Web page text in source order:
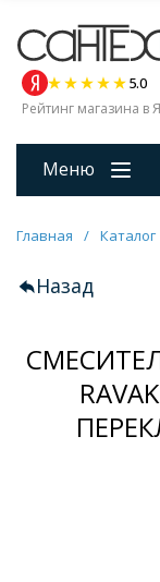
5.0
Рейтинг магазина в
Меню
Главная / Каталог
Назад